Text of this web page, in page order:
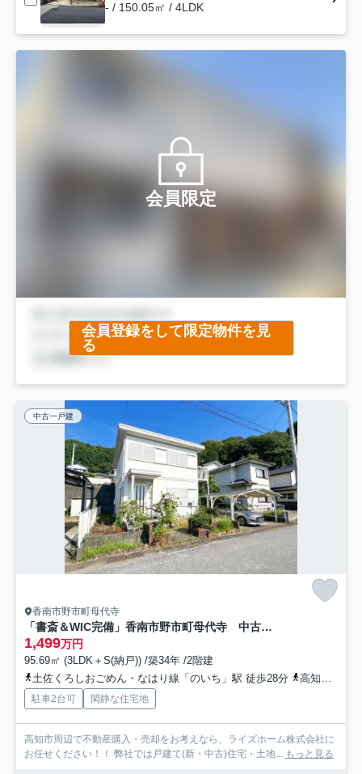
- / 150.05㎡ / 4LDK
会員限定
会員登録をして限定物件を見
る
中古一戸建
香南市野市町母代寺
「書斎＆WIC完備」香南市野市町母代寺 中古一戸建て
1,499万円
95.69㎡ (3LDK＋S(納戸)) /築34年 /2階建
土佐くろしおごめん・なはり線「のいち」駅 徒歩28分
高知県香南市「大日寺（高知県）」バス停下車 徒歩3分
駐車2台可 閑静な住宅地
高知市周辺で不動産購入・売却をお考えなら、ライズホーム株式会社に
お任せください！！ 弊社では戸建て(新・中古)住宅・土地... もっと見る